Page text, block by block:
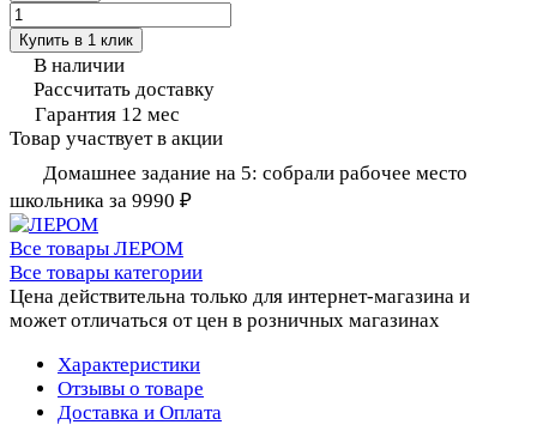
Купить в 1 клик
В наличии
Рассчитать доставку
Гарантия 12 мес
Товар участвует в акции
Домашнее задание на 5: собрали рабочее место
школьника за 9990 ₽
Все товары ЛЕРОМ
Все товары категории
Цена действительна только для интернет-магазина и
может отличаться от цен в розничных магазинах
Характеристики
Отзывы о товаре
Доставка и Оплата